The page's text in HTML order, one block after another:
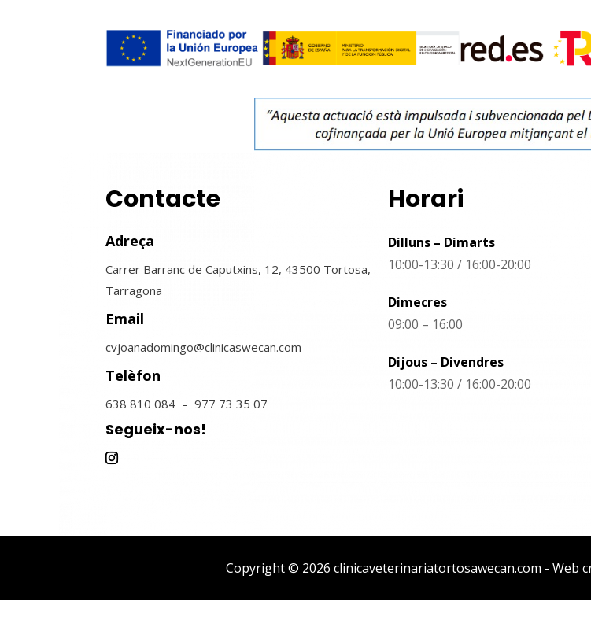
Contacte
Adreça
Carrer Barranc de Caputxins, 12, 43500 Tortosa,
Tarragona
Email
cvjoanadomingo@clinicaswecan.com
Telèfon
638 810 084 – 977 73 35 07
Segueix-nos!
Horari
Dilluns – Dimarts
10:00-13:30 / 16:00-20:00
Dimecres
09:00 – 16:00
Dijous – Divendres
10:00-13:30 / 16:00-20:00
Copyright © 2026 clinicaveterinariatortosawecan.com - Web